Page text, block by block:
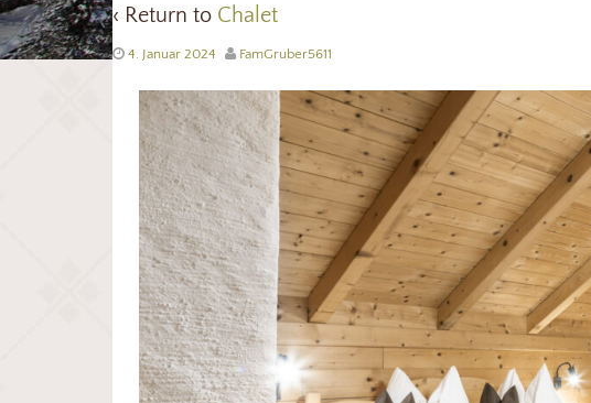
‹ Return to Chalet
4. Januar 2024 FamGruber5611